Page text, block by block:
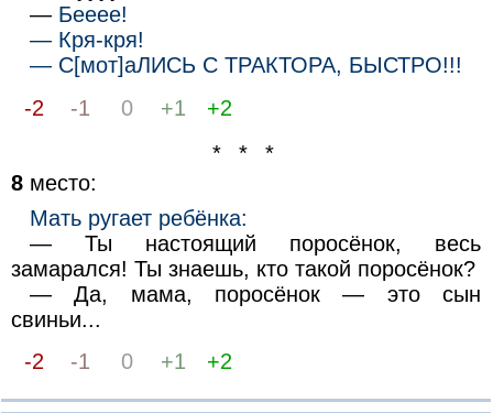
— Бееее!
— Кря-кря!
— С[мот]аЛИСЬ С ТРАКТОРА, БЫСТРО!!!
-2
-1 0 +1
+2
* * *
8место:
Мать ругает ребёнка:
— Ты настоящий поросёнок, весь
замарался! Ты знаешь, кто такой поросёнок?
— Да, мама, поросёнок — это сын
свиньи...
-2
-1 0 +1 +2